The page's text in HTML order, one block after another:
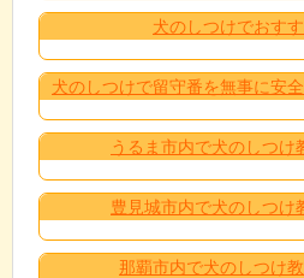
犬のしつけでおす
犬のしつけで留守番を無事に安
うるま市内で犬のしつけ
豊見城市内で犬のしつけ
那覇市内で犬のしつけ